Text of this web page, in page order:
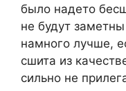
было надето
не будут
намного лучше,
сшита из
сильно не